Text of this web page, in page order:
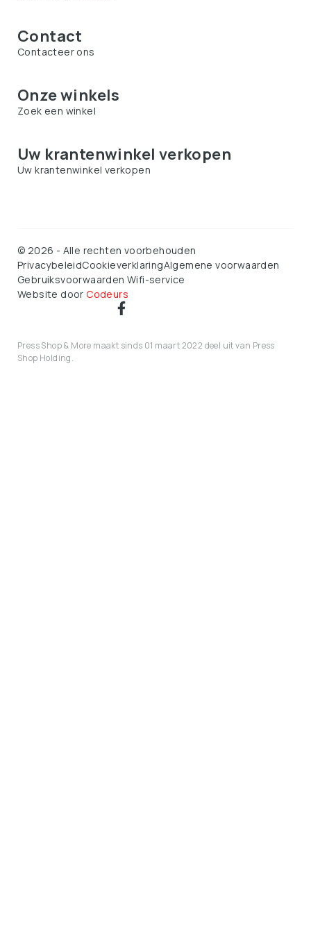
Contact
Contacteer ons
Onze winkels
Zoek een winkel
Uw krantenwinkel verkopen
Uw krantenwinkel verkopen
© 2026 - Alle rechten voorbehouden
PrivacybeleidCookieverklaringAlgemene voorwaarden
Gebruiksvoorwaarden Wifi-service
Website door Codeurs
Press Shop & More maakt sinds 01 maart 2022 deel uit van Press
Shop Holding.